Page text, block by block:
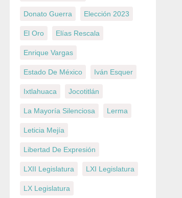
Donato Guerra Elección 2023
El Oro Elías Rescala
Enrique Vargas
Estado De México Iván Esquer
Ixtlahuaca Jocotitlán
La Mayoría Silenciosa Lerma
Leticia Mejía
Libertad De Expresión
LXII Legislatura LXI Legislatura
LX Legislatura